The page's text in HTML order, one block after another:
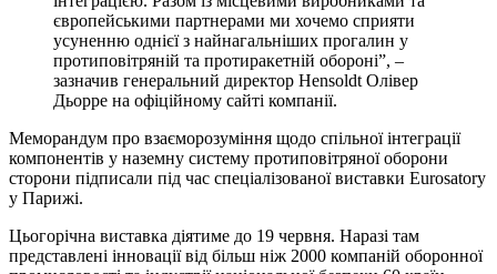
європейськими партнерами ми хочемо сприяти
усуненню однієї з найнагальніших прогалин у
протиповітряній та протиракетній обороні”, –
зазначив генеральний директор Hensoldt Олівер
Дьорре на офіційному сайті компанії.
Меморандум про взаєморозуміння щодо спільної інтеграції
компонентів у наземну систему протиповітряної оборони
сторони підписали під час спеціалізованої виставки Eurosatory
у Парижі.
Цьогорічна виставка діятиме до 19 червня. Наразі там
представлені інновації від більш ніж 2000 компаній оборонної